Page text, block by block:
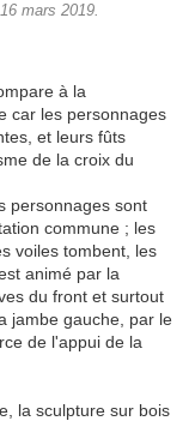
mars 2019.
à la
car les personnages
et leurs fûts
de la croix du
personnages sont
commune ; les
voiles tombent, les
animé par la
du front et surtout
jambe gauche, par le
de l'appui de la
la sculpture sur bois